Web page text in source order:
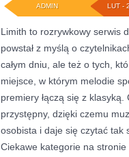
LUT -
ADMIN
Limith to rozrywkowy serwis
powstał z myślą o
całym dniu, ale też o tych,
miejsce, w którym melodie
premiery łączą się z klasyką.
przystępny, dzięki czemu
osobista i daje się czytać tak
Ciekawe kategorie na